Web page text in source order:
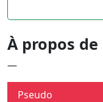
À propos de
—
Pseudo